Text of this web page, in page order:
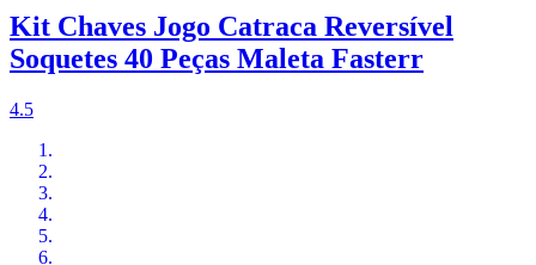
Kit Chaves Jogo Catraca Reversível
Soquetes 40 Peças Maleta Fasterr
4.5